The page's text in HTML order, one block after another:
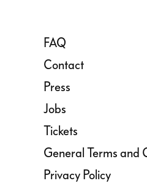
FAQ
Contact
Press
Jobs
Tickets
General Terms and
Privacy Policy